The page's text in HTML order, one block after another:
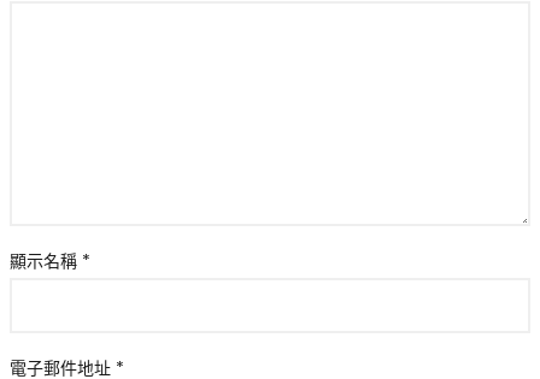
顯示名稱 *
電子郵件地址 *